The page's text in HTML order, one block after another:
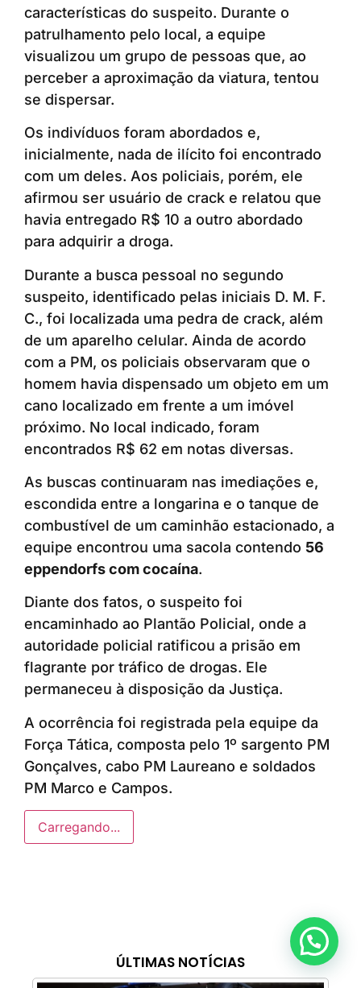
ÚLTIMAS NOTÍCIAS
características do suspeito. Durante o
patrulhamento pelo local, a equipe
visualizou um grupo de pessoas que, ao
perceber a aproximação da viatura, tentou
se dispersar.
Os indivíduos foram abordados e,
inicialmente, nada de ilícito foi encontrado
com um deles. Aos policiais, porém, ele
afirmou ser usuário de crack e relatou que
havia entregado R$ 10 a outro abordado
para adquirir a droga.
Durante a busca pessoal no segundo
suspeito, identificado pelas iniciais D. M. F.
C., foi localizada uma pedra de crack, além
de um aparelho celular. Ainda de acordo
com a PM, os policiais observaram que o
homem havia dispensado um objeto em um
cano localizado em frente a um imóvel
próximo. No local indicado, foram
encontrados R$ 62 em notas diversas.
As buscas continuaram nas imediações e,
escondida entre a longarina e o tanque de
combustível de um caminhão estacionado, a
equipe encontrou uma sacola contendo 56
eppendorfs com cocaína.
Diante dos fatos, o suspeito foi
encaminhado ao Plantão Policial, onde a
autoridade policial ratificou a prisão em
flagrante por tráfico de drogas. Ele
permaneceu à disposição da Justiça.
A ocorrência foi registrada pela equipe da
Força Tática, composta pelo 1º sargento PM
Gonçalves, cabo PM Laureano e soldados
PM Marco e Campos.
Carregando...